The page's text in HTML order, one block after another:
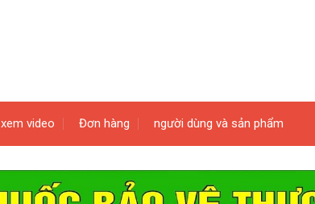
xem video Đơn hàng người dùng và sản phẩm